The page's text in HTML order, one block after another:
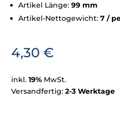
Artikel Länge:99 mm
Artikel-Nettogewicht:7 /
4,30€
inkl.19% MwSt.
Versandfertig:2-3 Werktage